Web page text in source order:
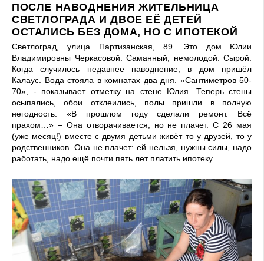
ПОСЛЕ НАВОДНЕНИЯ ЖИТЕЛЬНИЦА
СВЕТЛОГРАДА И ДВОЕ ЕЁ ДЕТЕЙ
ОСТАЛИСЬ БЕЗ ДОМА, НО С ИПОТЕКОЙ
Светлоград, улица Партизанская, 89. Это дом Юлии
Владимировны Черкасовой. Саманный, немолодой. Сырой.
Когда случилось недавнее наводнение, в дом пришёл
Калаус. Вода стояла в комнатах два дня. «Сантиметров 50-
70», - показывает отметку на стене Юлия. Теперь стены
осыпались, обои отклеились, полы пришли в полную
негодность. «В прошлом году сделали ремонт. Всё
прахом…» – Она отворачивается, но не плачет. С 26 мая
(уже месяц!) вместе с двумя детьми живёт то у друзей, то у
родственников. Она не плачет: ей нельзя, нужны силы, надо
работать, надо ещё почти пять лет платить ипотеку.